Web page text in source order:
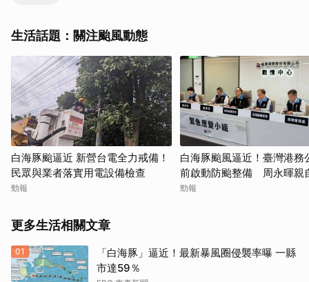
生活話題：關注颱風動態
白海豚颱逼近 新營台電全力戒備！
民眾與業者落實用電設備檢查
勁報
白海豚颱風逼近！臺灣港務
前啟動防颱整備 周永暉親
應變會議
勁報
更多生活相關文章
01
「白海豚」逼近！最新暴風圈侵襲率曝 一縣
市達59％